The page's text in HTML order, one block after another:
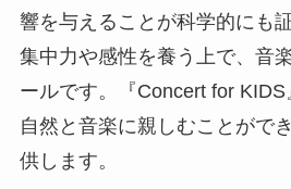
響を与えることが科学的にも
集中力や感性を養う上で、音
ールです。『Concert for
自然と音楽に親しむことがで
供します。